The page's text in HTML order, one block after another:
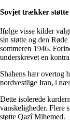
Sovjet trækker
Ifølge visse kilder
sin støtte og den
sommeren 1946.
underskrevet en
Shahens hær overtog
nordvestlige Iran, i
Dette isolerede
vanskeligheder. Flere
støtte Qazî Mihemed.